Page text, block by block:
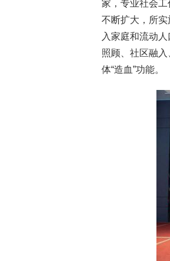
家，专业社会
不断扩大，所
入家庭和流动
照顾、社区融
体“造血”功能。